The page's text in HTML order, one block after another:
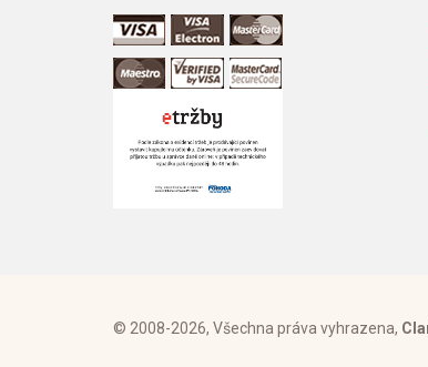
© 2008-2026, Všechna práva vyhrazena,